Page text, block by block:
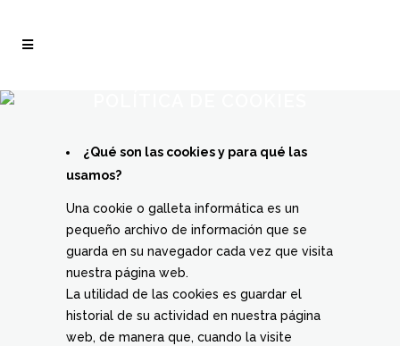
¿Qué son las cookies y para qué las
usamos?
Una cookie o galleta informática es un
pequeño archivo de información que se
guarda en su navegador cada vez que visita
nuestra página web.
La utilidad de las cookies es guardar el
historial de su actividad en nuestra página
web, de manera que, cuando la visite